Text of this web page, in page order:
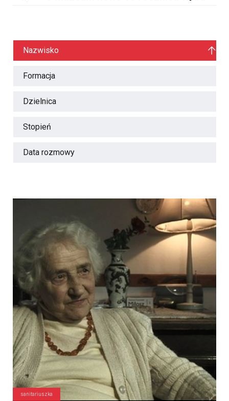
Nazwisko
Formacja
Dzielnica
Stopień
Data rozmowy
sanitariuszka